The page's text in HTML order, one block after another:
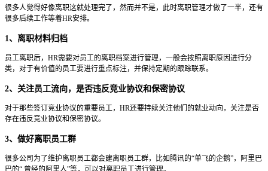
很多人觉得好像离职这就处理完了，然而并不是，此时离职管理才做了一半，还有
很多后续工作等着HR安排。
1、离职材料归档
员工离职后，HR需要对员工的离职档案进行管理，一般会按照离职原因进行分
类，对于有价值的员工要进行重点标注，并保持定期的跟踪联系。
2、关注员工流向，是否违反竞业协议和保密协议
对于那些签订竞业协议的重要员工，HR还要持续关注他们的就业动向，关注是否
存在违反竞业协议和保密协议。
3、做好离职员工群
很多公司为了维护离职员工都会建离职员工群，比如腾讯的“单飞的企鹅”，阿里巴
巴的“ 曾经的阿里人”等，可以对离职员工进行管理。